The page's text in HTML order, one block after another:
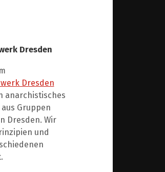
Dresden
Dresden
anarchistisches
Gruppen
Dresden. Wir
und